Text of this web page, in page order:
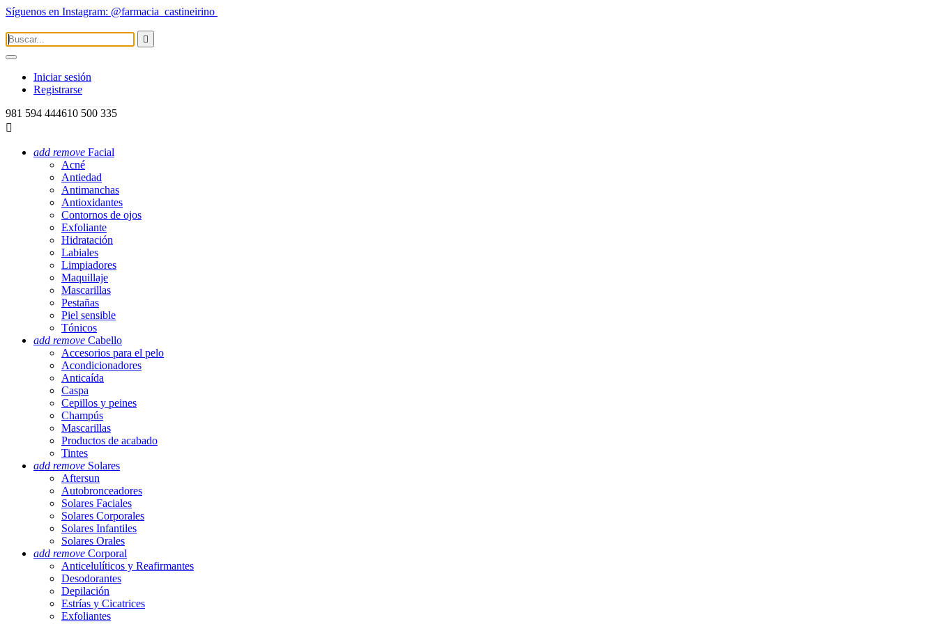
Síguenos en Instagram: @farmacia_castineirino

Iniciar sesión
Registrarse
981 594 444610 500 335

add remove Facial
Acné
Antiedad
Antimanchas
Antioxidantes
Contornos de ojos
Exfoliante
Hidratación
Labiales
Limpiadores
Maquillaje
Mascarillas
Pestañas
Piel sensible
Tónicos
add remove Cabello
Accesorios para el pelo
Acondicionadores
Anticaída
Caspa
Cepillos y peines
Champús
Mascarillas
Productos de acabado
Tintes
add remove Solares
Aftersun
Autobronceadores
Solares Faciales
Solares Corporales
Solares Infantiles
Solares Orales
add remove Corporal
Anticelulíticos y Reafirmantes
Desodorantes
Depilación
Estrías y Cicatrices
Exfoliantes